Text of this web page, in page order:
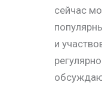
сейчас
и